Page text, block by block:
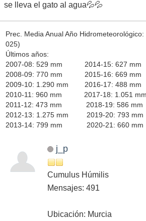
se lleva el gato al agua💦💦
Prec. Media Anual Año
025)
Últimos años:
2007-08: 529 mm 2014-15: 627
2008-09: 770 mm 2015-16: 669
2009-10: 1.290 mm 2016-17: 488
2010-11: 960 mm 2017-18: 1.051
2011-12: 473 mm 2018-19: 586 mm
2012-13: 1.275 mm 2019-20: 793 mm
2013-14: 799 mm 2020-21: 660 mm
j_p
Cumulus Húmilis
Mensajes: 491
Ubicación: Murcia